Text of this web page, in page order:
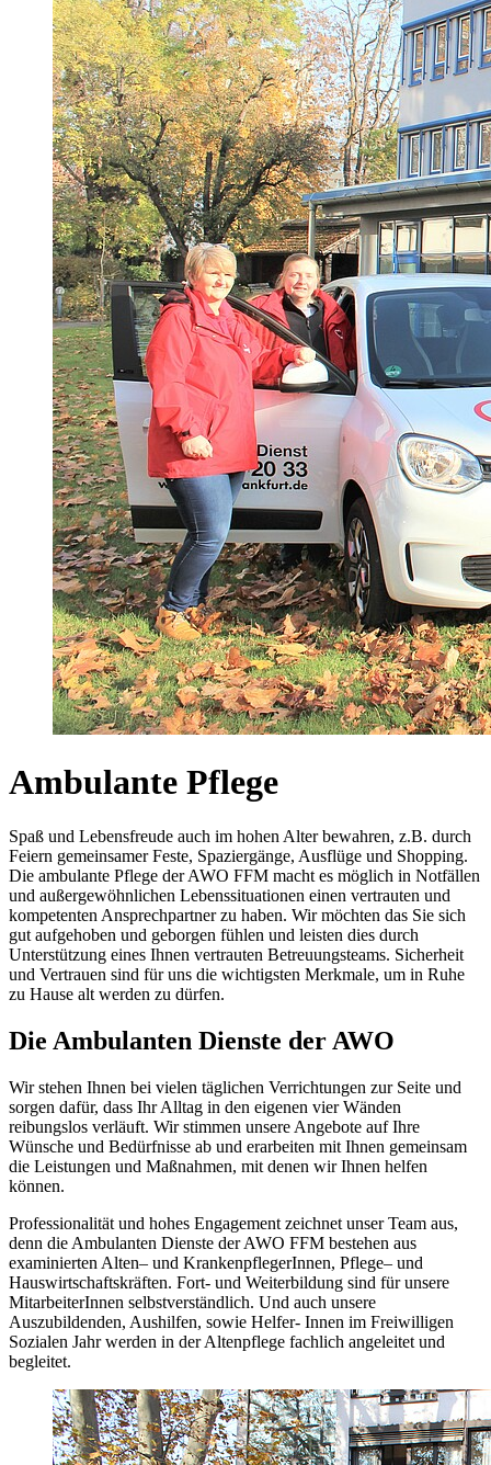
Ambulante Pflege
Spaß und Lebensfreude auch im hohen Alter bewahren, z.B. durch
Feiern gemeinsamer Feste, Spaziergänge, Ausflüge und Shopping.
Die ambulante Pflege der AWO FFM macht es möglich in Notfällen
und außergewöhnlichen Lebenssituationen einen vertrauten und
kompetenten Ansprechpartner zu haben. Wir möchten das Sie sich
gut aufgehoben und geborgen fühlen und leisten dies durch
Unterstützung eines Ihnen vertrauten Betreuungsteams. Sicherheit
und Vertrauen sind für uns die wichtigsten Merkmale, um in Ruhe
zu Hause alt werden zu dürfen.
Die Ambulanten Dienste der AWO
Wir stehen Ihnen bei vielen täglichen Verrichtungen zur Seite und
sorgen dafür, dass Ihr Alltag in den eigenen vier Wänden
reibungslos verläuft. Wir stimmen unsere Angebote auf Ihre
Wünsche und Bedürfnisse ab und erarbeiten mit Ihnen gemeinsam
die Leistungen und Maßnahmen, mit denen wir Ihnen helfen
können.
Professionalität und hohes Engagement zeichnet unser Team aus,
denn die Ambulanten Dienste der AWO FFM bestehen aus
examinierten Alten– und KrankenpflegerInnen, Pflege– und
Hauswirtschaftskräften. Fort- und Weiterbildung sind für unsere
MitarbeiterInnen selbstverständlich. Und auch unsere
Auszubildenden, Aushilfen, sowie Helfer- Innen im Freiwilligen
Sozialen Jahr werden in der Altenpflege fachlich angeleitet und
begleitet.